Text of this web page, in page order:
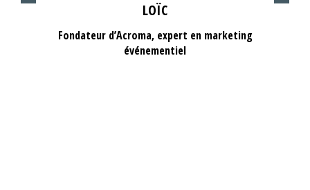
LOÏC
Fondateur d’Acroma, expert en marketing
événementiel